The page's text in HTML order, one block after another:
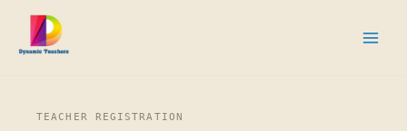
content